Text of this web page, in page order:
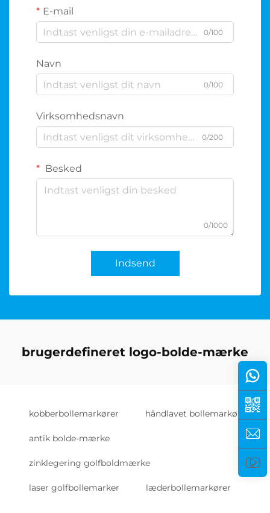
E-mail
0/100
Navn
0/100
Virksomhedsnavn
0/200
Besked
0/1000
Indsend
brugerdefineret logo-bolde-mærke
kobberbollemarkører håndlavet bollemarkør
antik bolde-mærke
zinklegering golfboldmærke
laser golfbollemarker læderbollemarkører